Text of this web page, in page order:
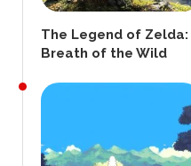
The Legend of Zelda:
Breath of the Wild